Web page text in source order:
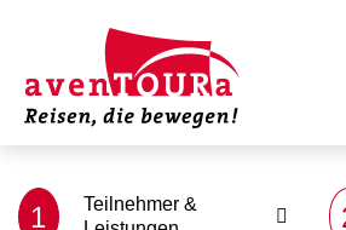
1
Teilnehmer &